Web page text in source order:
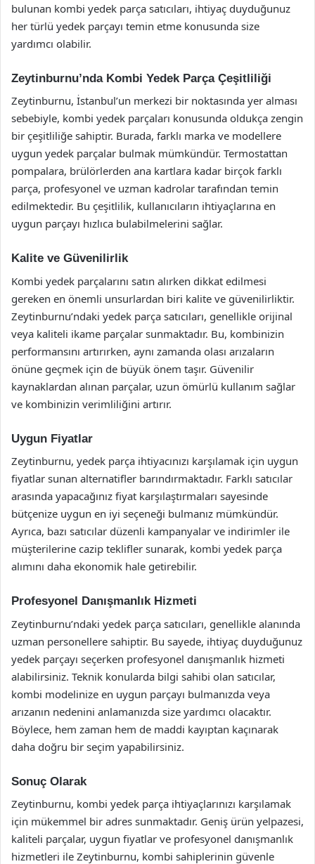
bulunan kombi yedek parça satıcıları, ihtiyaç duyduğunuz
her türlü yedek parçayı temin etme konusunda size
yardımcı olabilir.
Zeytinburnu’nda Kombi Yedek Parça Çeşitliliği
Zeytinburnu, İstanbul’un merkezi bir noktasında yer alması
sebebiyle, kombi yedek parçaları konusunda oldukça zengin
bir çeşitliliğe sahiptir. Burada, farklı marka ve modellere
uygun yedek parçalar bulmak mümkündür. Termostattan
pompalara, brülörlerden ana kartlara kadar birçok farklı
parça, profesyonel ve uzman kadrolar tarafından temin
edilmektedir. Bu çeşitlilik, kullanıcıların ihtiyaçlarına en
uygun parçayı hızlıca bulabilmelerini sağlar.
Kalite ve Güvenilirlik
Kombi yedek parçalarını satın alırken dikkat edilmesi
gereken en önemli unsurlardan biri kalite ve güvenilirliktir.
Zeytinburnu’ndaki yedek parça satıcıları, genellikle orijinal
veya kaliteli ikame parçalar sunmaktadır. Bu, kombinizin
performansını artırırken, aynı zamanda olası arızaların
önüne geçmek için de büyük önem taşır. Güvenilir
kaynaklardan alınan parçalar, uzun ömürlü kullanım sağlar
ve kombinizin verimliliğini artırır.
Uygun Fiyatlar
Zeytinburnu, yedek parça ihtiyacınızı karşılamak için uygun
fiyatlar sunan alternatifler barındırmaktadır. Farklı satıcılar
arasında yapacağınız fiyat karşılaştırmaları sayesinde
bütçenize uygun en iyi seçeneği bulmanız mümkündür.
Ayrıca, bazı satıcılar düzenli kampanyalar ve indirimler ile
müşterilerine cazip teklifler sunarak, kombi yedek parça
alımını daha ekonomik hale getirebilir.
Profesyonel Danışmanlık Hizmeti
Zeytinburnu’ndaki yedek parça satıcıları, genellikle alanında
uzman personellere sahiptir. Bu sayede, ihtiyaç duyduğunuz
yedek parçayı seçerken profesyonel danışmanlık hizmeti
alabilirsiniz. Teknik konularda bilgi sahibi olan satıcılar,
kombi modelinize en uygun parçayı bulmanızda veya
arızanın nedenini anlamanızda size yardımcı olacaktır.
Böylece, hem zaman hem de maddi kayıptan kaçınarak
daha doğru bir seçim yapabilirsiniz.
Sonuç Olarak
Zeytinburnu, kombi yedek parça ihtiyaçlarınızı karşılamak
için mükemmel bir adres sunmaktadır. Geniş ürün yelpazesi,
kaliteli parçalar, uygun fiyatlar ve profesyonel danışmanlık
hizmetleri ile Zeytinburnu, kombi sahiplerinin güvenle